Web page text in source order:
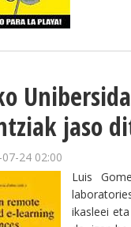
jaso
24 02:00
Luis
ikasleei